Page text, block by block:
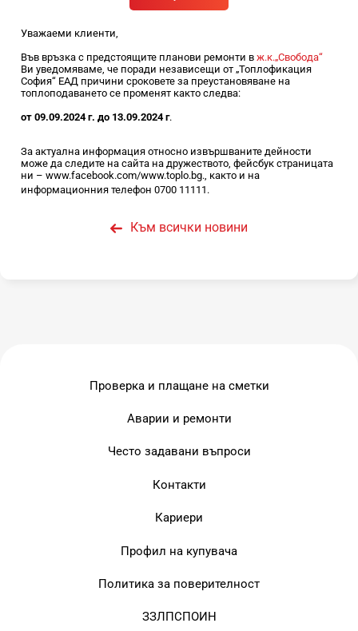
Уважаеми клиенти,
Във връзка с предстоящите планови ремонти в ж.к.„Свобода“
Ви уведомяваме, че поради независещи от „Топлофикация
София“ ЕАД причини сроковете за преустановяване на
топлоподаването се променят както следва:
от 09.09.2024 г. до 13.09.2024 г.
За актуална информация относно извършваните дейности
може да следите на сайта на дружеството, фейсбук страницата
ни – www.facebook.com/www.toplo.bg., както и на
информационния телефон 0700 11111.
Към всички новини
Проверка и плащане на сметки
Аварии и ремонти
Често задавани въпроси
Контакти
Кариери
Профил на купувача
Политика за поверителност
ЗЗЛПСПОИН